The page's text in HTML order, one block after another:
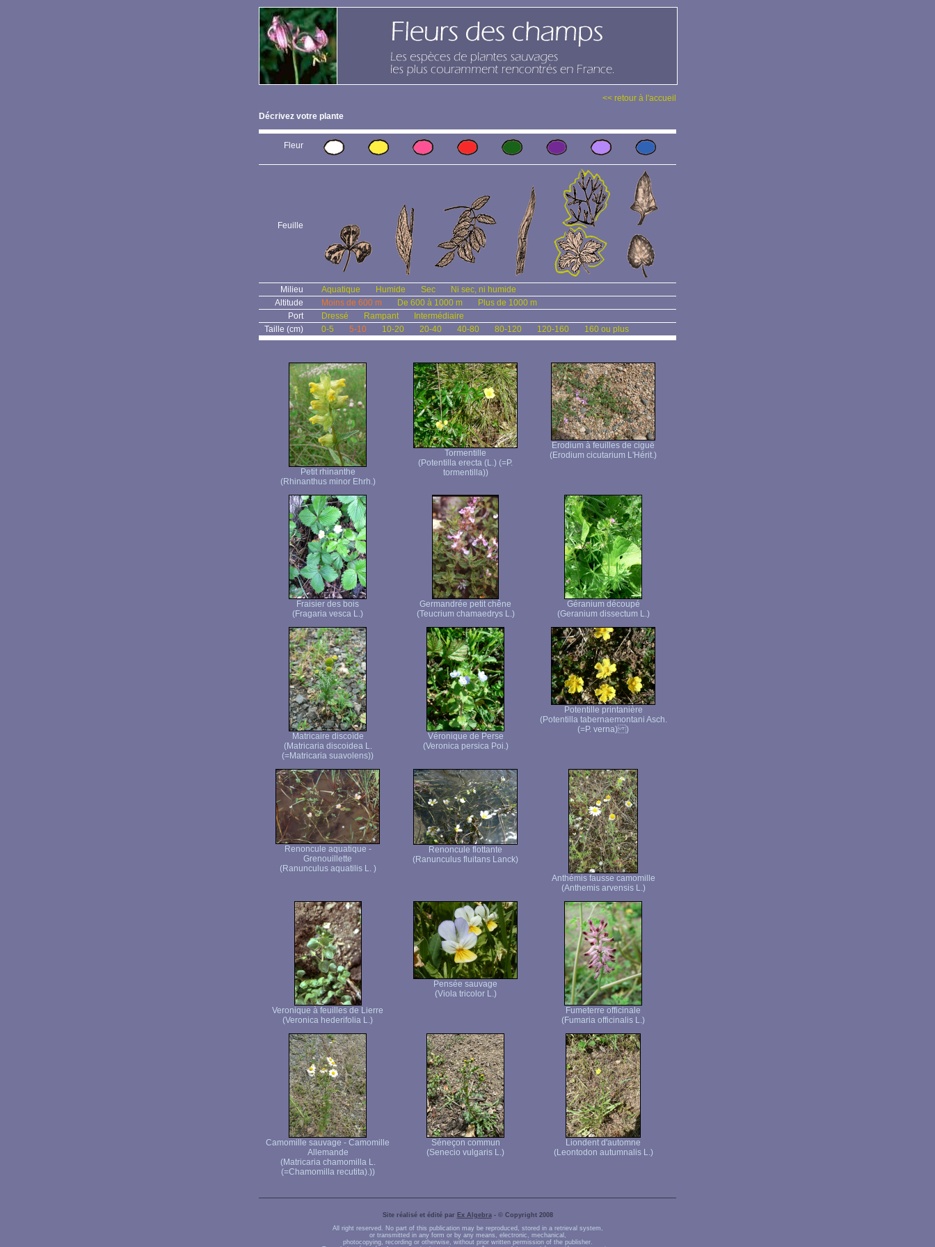
<< retour à l'accueil
Décrivez votre plante
Fleur
Feuille
Milieu Aquatique Humide Sec
Ni sec, ni humide
Altitude
Moins de 600 m De 600 à 1000 m
Plus de 1000 m
Port
Dressé Rampant
Intermédiaire
Taille (cm)
0-5 5-10 10-20 20-40 40-80 80-120 120-160 160 ou plus
Petit rhinanthe
(Rhinanthus minor Ehrh.)
Tormentille
(Potentilla erecta (L.) (=P.
tormentilla))
Erodium à feuilles de ciguë
(Erodium cicutarium L'Hérit.)
Fraisier des bois
(Fragaria vesca L.)
Germandrée petit chêne
(Teucrium chamaedrys L.)
Géranium découpé
(Geranium dissectum L.)
Matricaire discoïde
(Matricaria discoidea L.
(=Matricaria suavolens))
Véronique de Perse
(Veronica persica Poi.)
Potentille printanière
(Potentilla tabernaemontani Asch.
(=P. verna) )
Renoncule aquatique -
Grenouillette
(Ranunculus aquatilis L. )
Renoncule flottante
(Ranunculus fluitans Lanck)
Anthémis fausse camomille
(Anthemis arvensis L.)
Veronique à feuilles de Lierre
(Veronica hederifolia L.)
Pensée sauvage
(Viola tricolor L.)
Fumeterre officinale
(Fumaria officinalis L.)
Camomille sauvage - Camomille
Allemande
(Matricaria chamomilla L.
(=Chamomilla recutita).))
Séneçon commun
(Senecio vulgaris L.)
Liondent d'automne
(Leontodon autumnalis L.)
Site réalisé et édité par Ex Algebra- © Copyright 2008
All right reserved. No part of this publication may be reproduced, stored in a retrieval system,
or transmitted in any form or by any means, electronic, mechanical,
photocopying, recording or otherwise, without prior written permission of the publisher.